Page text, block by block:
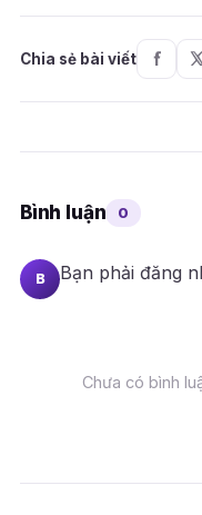
Chia sẻ bài viết
Bình luận 0
B Bạn phải đăng
Chưa có bình